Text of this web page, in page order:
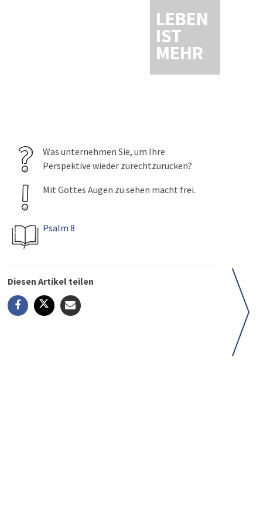
LEBEN
IST
MEHR
Was unternehmen Sie, um Ihre
Perspektive wieder zurechtzurücken?
Mit Gottes Augen zu sehen macht frei.
Psalm 8
Diesen Artikel teilen